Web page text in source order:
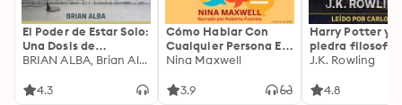
El Poder de Estar Solo:
Una Dosis de
Motivación
Ideas Revolucionarias
BRIAN ALBA, Brian Alba
4.3
Cómo Hablar Con
Cualquier Persona En
Cualquier Lugar Y En
Nina Maxwell
3.9
Harry Potter y
piedra filosofal
J.K. Rowling
4.8